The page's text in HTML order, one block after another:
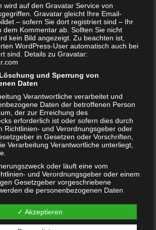
und Haustier – bedenklich, oder nicht?
– was ist das?
wird auf den Gravatar Service von
Gravatar gleicht Ihre Email-
– sofern Sie dort registriert sind – Ihr
dem Kommentar ab. Sollten Sie nicht
kein Bild angezeigt. Zu beachten ist,
WordPress-User automatisch auch bei
sind. Details zu Gravatar:
und Sperrung von
Daten
Verantwortliche verarbeitet und
Daten der betroffenen Person
der zur Erreichung des
erforderlich ist oder sofern dies durch
Richtlinien- und Verordnungsgeber oder
in Gesetzen oder Vorschriften,
Verarbeitung Verantwortliche unterliegt,
oder läuft eine vom
und Verordnungsgeber oder einem
Gesetzgeber vorgeschriebene
die personenbezogenen Daten
oder gelöscht.
Person
✓ Akzeptieren